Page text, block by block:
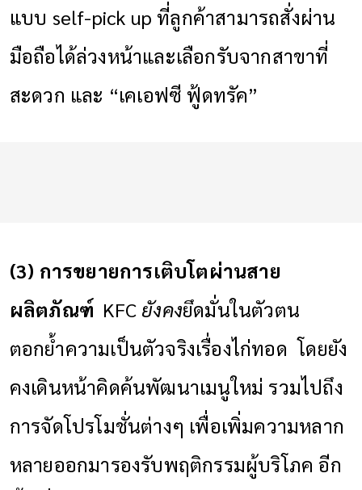
แบบ self-pick up ที่ลูกค้าสามารถสั่งผ่าน
มือถือได้ล่วงหน้าและเลือกรับจากสาขาที่
สะดวก และ “เคเอฟซี ฟู้ดทรัค”
(3) การขยายการเติบโตผ่านสาย
ผลิตภัณฑ์ KFC ยังคงยึดมั่นในตัวตน
ตอกย้ำความเป็นตัวจริงเรื่องไก่ทอด โดยยัง
คงเดินหน้าคิดค้นพัฒนาเมนูใหม่ รวมไปถึง
การจัดโปรโมชั่นต่างๆ เพื่อเพิ่มความหลาก
หลายออกมารองรับพฤติกรรมผู้บริโภค อีก